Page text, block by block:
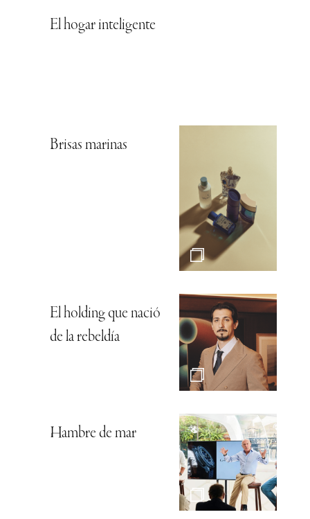
El hogar inteligente
Brisas marinas
El holding que nació
de la rebeldía
Hambre de mar